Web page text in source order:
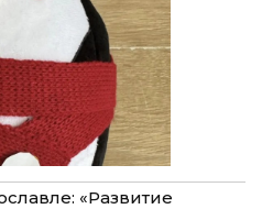
«Развитие